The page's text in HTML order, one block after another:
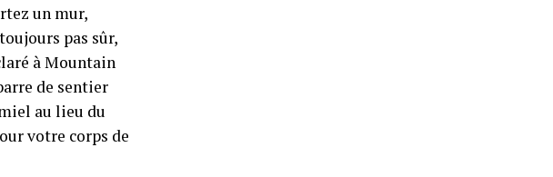
un mur,
pas sûr,
à Mountain
de sentier
au lieu du
votre corps de